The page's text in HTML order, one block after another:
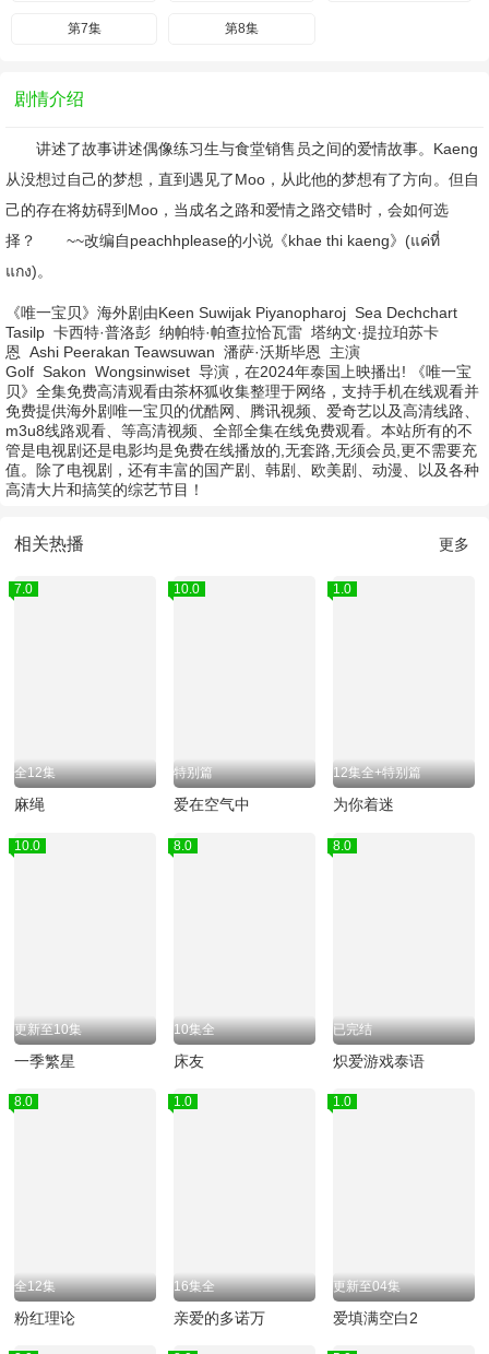
第7集 第8集
剧情介绍
讲述了故事讲述偶像练习生与食堂销售员之间的爱情故事。Kaeng
从没想过自己的梦想，直到遇见了Moo，从此他的梦想有了方向。但自
己的存在将妨碍到Moo，当成名之路和爱情之路交错时，会如何选
择？ ~~改编自peachhplease的小说《khae thi kaeng》(แค่ที่
แกง)。
《唯一宝贝》海外剧由Keen Suwijak Piyanopharoj Sea Dechchart
Tasilp 卡西特·普洛彭 纳帕特·帕查拉恰瓦雷 塔纳文·提拉珀苏卡
恩 Ashi Peerakan Teawsuwan 潘萨·沃斯毕恩 主演
Golf Sakon Wongsinwiset 导演，在2024年泰国上映播出! 《唯一宝
贝》全集免费高清观看由茶杯狐收集整理于网络，支持手机在线观看并
免费提供海外剧唯一宝贝的优酷网、腾讯视频、爱奇艺以及高清线路、
m3u8线路观看、等高清视频、全部全集在线免费观看。本站所有的不
管是电视剧还是电影均是免费在线播放的,无套路,无须会员,更不需要充
值。除了电视剧，还有丰富的国产剧、韩剧、欧美剧、动漫、以及各种
高清大片和搞笑的综艺节目！
相关热播 更多
7.0
全12集
麻绳
10.0
特别篇
爱在空气中
1.0
12集全+特别篇
为你着迷
10.0
更新至10集
一季繁星
8.0
10集全
床友
8.0
已完结
炽爱游戏泰语
8.0
全12集
粉红理论
1.0
16集全
亲爱的多诺万
1.0
更新至04集
爱填满空白2